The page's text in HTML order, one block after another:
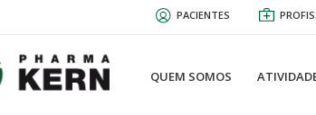
PACIENTES
QUEM SOMOS